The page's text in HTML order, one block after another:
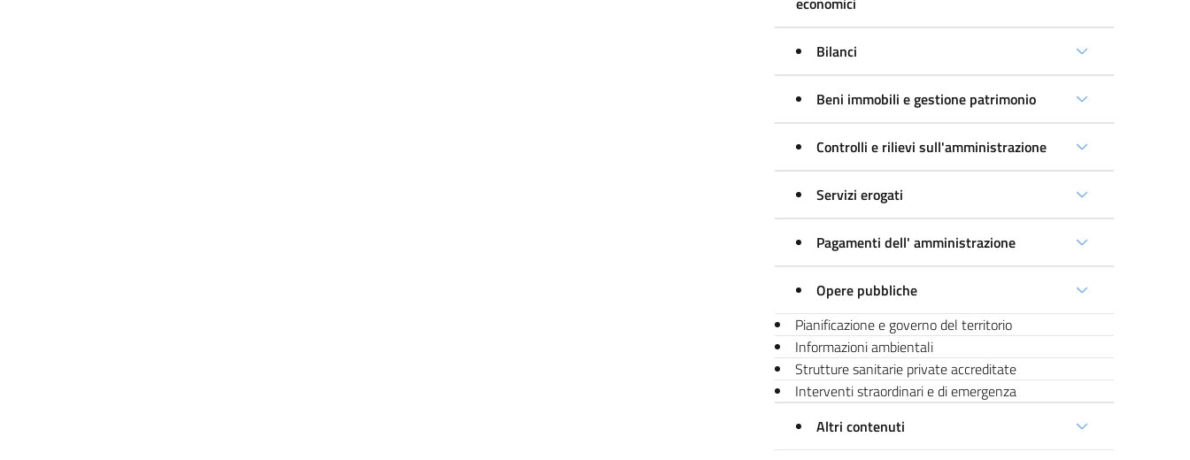
Bilanci
Beni immobili e gestione patrimonio
Controlli e rilievi sull'amministrazione
Servizi erogati
Pagamenti dell' amministrazione
Opere pubbliche
Pianificazione e governo del territorio
Informazioni ambientali
Strutture sanitarie private accreditate
Interventi straordinari e di emergenza
Altri contenuti